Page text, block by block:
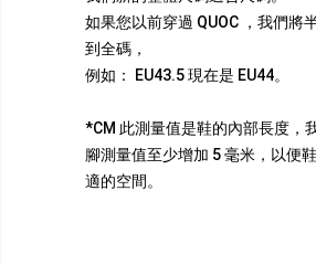
如果您以前穿過 QUOC ，我們將
到全碼，
例如： EU43.5 現在是 EU44。
*CM 此測量值是鞋的內部長度，
腳測量值至少增加 5 毫米，以便
適的空間。